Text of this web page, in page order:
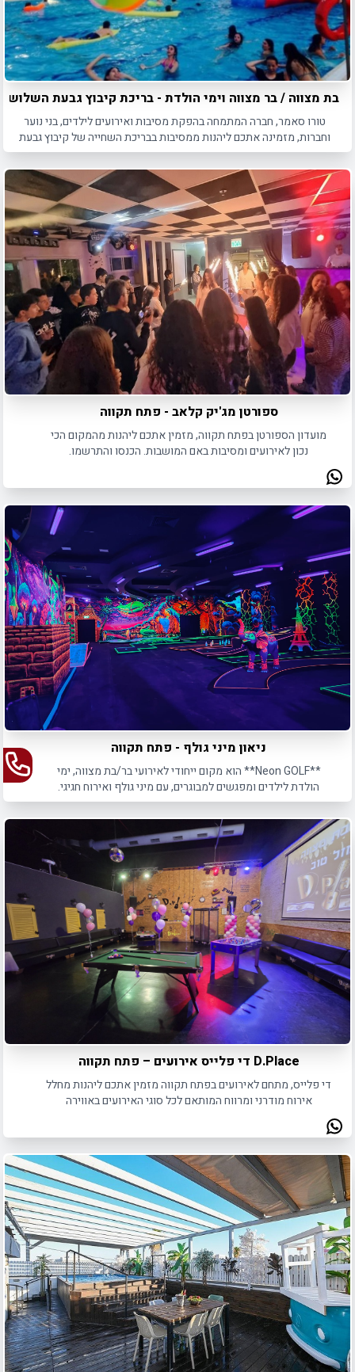
בת מצווה / בר מצווה וימי הולדת - בריכת קיבוץ גבעת השלושה
טורו סאמר, חברה המתמחה בהפקת מסיבות ואירועים לילדים, בני נוער
וחברות, מזמינה אתכם ליהנות ממסיבות בבריכת השחייה של קיבוץ גבעת
השלושה.
ספורטן מג'יק קלאב - פתח תקווה
מועדון הספורטן בפתח תקווה, מזמין אתכם ליהנות מהמקום הכי
נכון לאירועים ומסיבות באם המושבות. הכנסו והתרשמו.
ניאון מיני גולף - פתח תקווה
**Neon GOLF** הוא מקום ייחודי לאירועי בר/בת מצווה, ימי
הולדת לילדים ומפגשים למבוגרים, עם מיני גולף ואירוח חגיגי.
D.Place די פלייס אירועים – פתח תקווה
די פלייס, מתחם לאירועים בפתח תקווה מזמין אתכם ליהנות מחלל
אירוח מודרני ומרווח המותאם לכל סוגי האירועים באווירה